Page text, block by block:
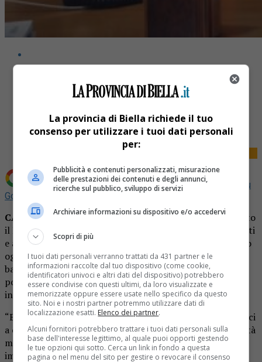
Tweet
Aggiungi La Provincia di Biella come Fonte preferita su
Google
CANDELO
– “I positivi aumentano costantemente in tutto
il Biellese: per questo voglio continuare a tenervi informati
e aggiornati sulla situazione – inizia così il post pubblicato
oggi dalSindaco di Candelo, Paolo Gelone, sulla sua
bacheca Facebook. Lo faccio perché non dobbiamo né
possiamo sottovalutare questo nemico insidioso ed
invisibile.”
“E i dati (che qui sono divisi anche per età) possono aiutarci
a capire non solo la crescita, ma anche ad esempio che l’età
media è più bassa di quel che magari potremmo
immaginarci. E questo ci dice che l’attenzione deve essere
La provincia di Biella richiede il tuo
consenso per utilizzare i tuoi dati personali
per:
Pubblicità e contenuti personalizzati, misurazione
delle prestazioni dei contenuti e degli annunci,
ricerche sul pubblico, sviluppo di servizi
Archiviare informazioni su dispositivo e/o accedervi
Scopri di più
I tuoi dati personali verranno trattati da 431 partner e le
informazioni raccolte dal tuo dispositivo (come cookie,
identificatori univoci e altri dati del dispositivo) potrebbero
essere condivise con questi ultimi, da loro visualizzate e
memorizzate oppure essere usate nello specifico da questo
sito. Noi e i nostri partner potremmo utilizzare dati di
localizzazione esatti. Elenco dei partner.
Alcuni fornitori potrebbero trattare i tuoi dati personali sulla
base dell'interesse legittimo, al quale puoi opporti gestendo
le tue opzioni qui sotto. Cerca un link in fondo a questa
pagina o nel menu del sito per gestire o revocare il consenso